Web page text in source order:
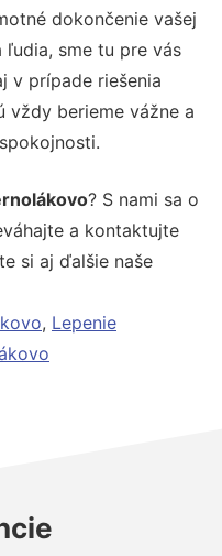
dokončenie vašej
ľudia, sme tu pre vás
v prípade riešenia
vždy berieme vážne a
? S nami sa o
a kontaktujte
si aj ďalšie naše
, Lepenie